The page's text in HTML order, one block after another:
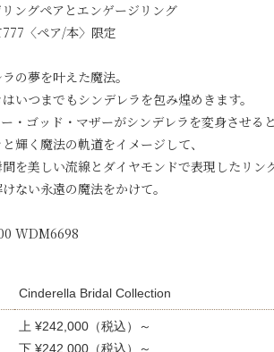
ングペアとエンゲージリング
777〈ペア/本〉限定
の夢を叶えた魔法。
いつまでもシンデレラを包み煌めきます。
ー・ゴッド・マザーがシンデレラを変身させる
輝く魔法の軌道をイメージして、
を美しい流線とダイヤモンドで表現したリン
ない永遠の魔法をかけて。
WDM6698
Cinderella Bridal Collection
上 ¥242,000（税込）～
下 ¥242,000（税込）～